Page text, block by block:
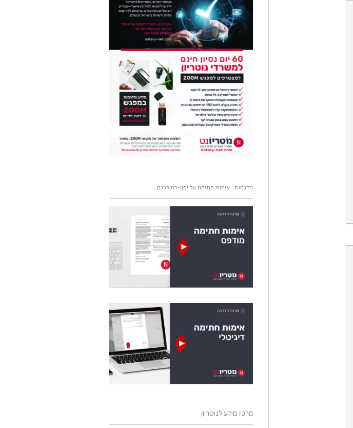
הדגמות : אימות חתימה על יפוי-כח לבנק
מרכז מידע לנוטריון